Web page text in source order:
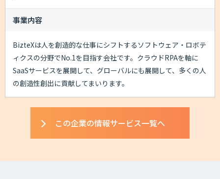
事業内容
BizteXは人を創造的な仕事にシフトするソフトウェア・ロボテ
ィクスの分野でNo.1を目指す会社です。クラウドRPAを軸に
SaaSサービスを展開して、グローバルにも展開して、多くの人
の創造性創出に貢献してまいります。
この企業の情報サービス一覧へ